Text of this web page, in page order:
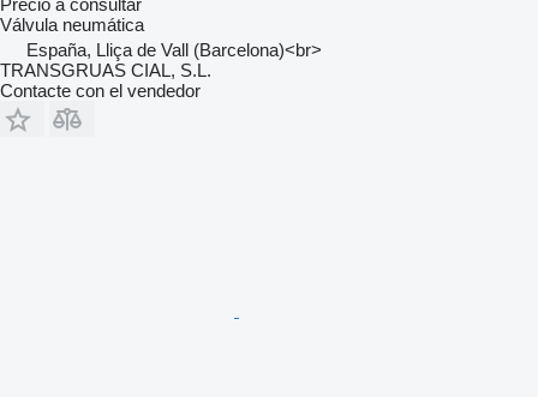
Precio a consultar
Válvula neumática
España, Lliça de Vall (Barcelona)<br>
TRANSGRUAS CIAL, S.L.
Contacte con el vendedor